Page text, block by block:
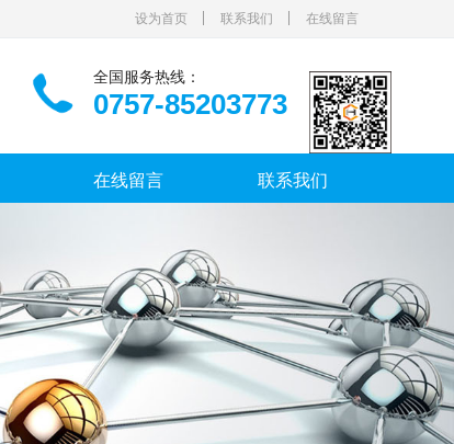
设为首页 联系我们 在线留言
全国服务热线：
0757-85203773
在线留言 联系我们